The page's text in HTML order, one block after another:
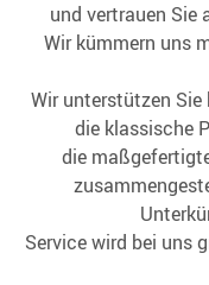
und vertrauen Sie
Wir kümmern uns
Wir unterstützen
die klassische
die
Service wird bei uns